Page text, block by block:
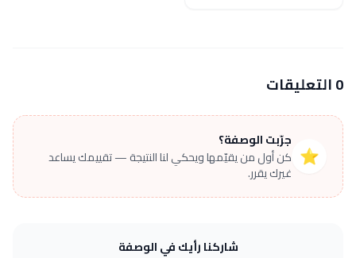
0 التعليقات
⭐
جرّبت الوصفة؟
كن أول من يقيّمها ويحكي لنا النتيجة — تقييمك يساعد
غيرك يقرر.
شاركنا رأيك في الوصفة